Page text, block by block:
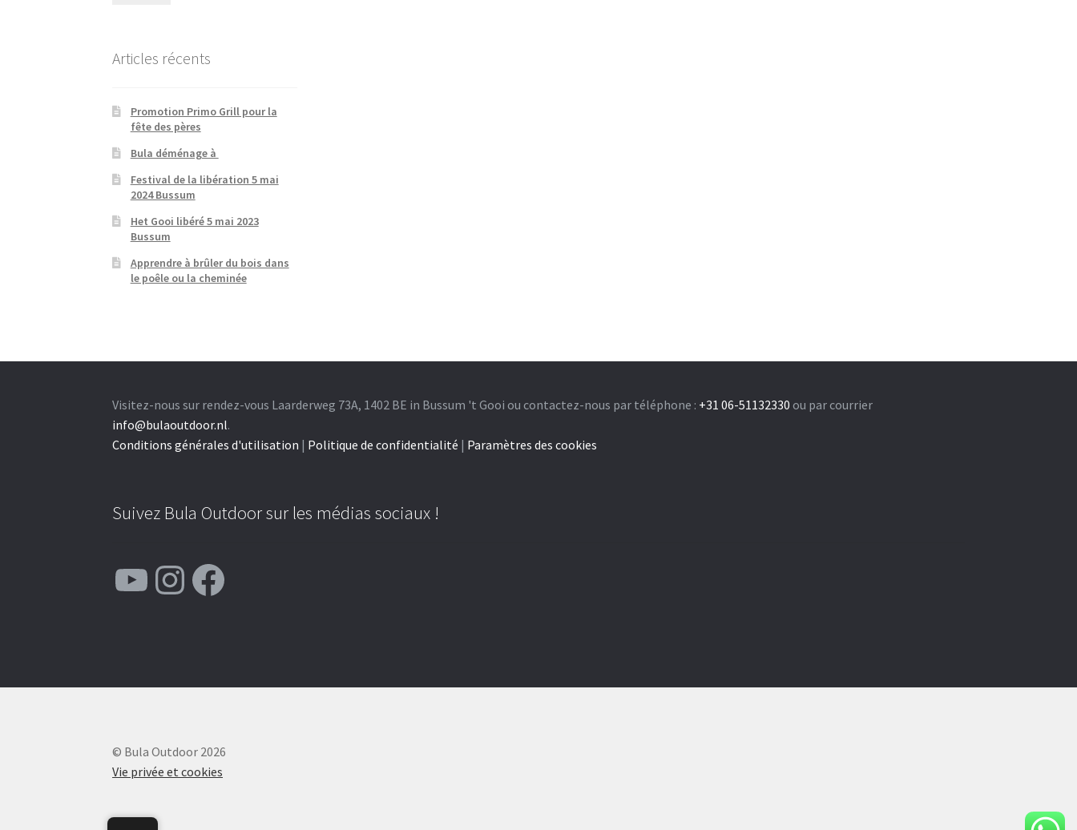
Articles récents
Promotion Primo Grill pour la
fête des pères
Bula déménage à
Festival de la libération 5 mai
2024 Bussum
Het Gooi libéré 5 mai 2023
Bussum
Apprendre à brûler du bois dans
le poêle ou la cheminée
Visitez-nous sur rendez-vous Laarderweg 73A, 1402 BE in Bussum 't Gooi ou contactez-nous par téléphone : +31 06-51132330ou par courrier
info@bulaoutdoor.nl.
Conditions générales d'utilisation | Politique de confidentialité | Paramètres des cookies
Suivez Bula Outdoor sur les médias sociaux !
YouTube Instagram Facebook
© Bula Outdoor 2026
Vie privée et cookies